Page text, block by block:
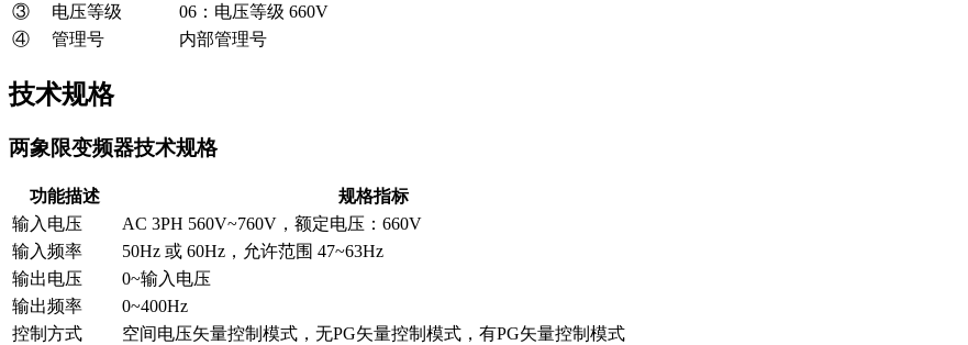
③
电压等级
06：电压等级 660V
④
管理号 内部管理号
技术规格
两象限变频器技术规格
功能描述
规格指标
输入电压
AC 3PH 560V~760V，额定电压：660V
输入频率
50Hz 或 60Hz，允许范围 47~63Hz
输出电压
0~输入电压
输出频率
0~400Hz
控制方式
空间电压矢量控制模式，无PG矢量控制模式，有PG矢量控制模式